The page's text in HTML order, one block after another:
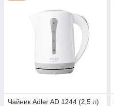
Чайник Adler AD 1244 (2,5 л)